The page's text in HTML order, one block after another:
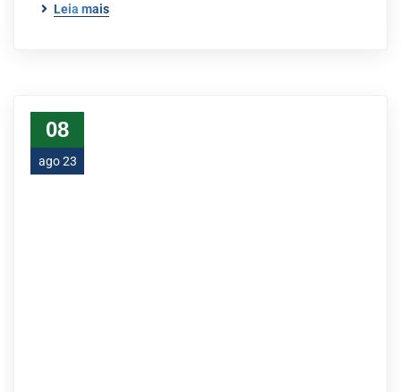
Leia mais
08
ago 23